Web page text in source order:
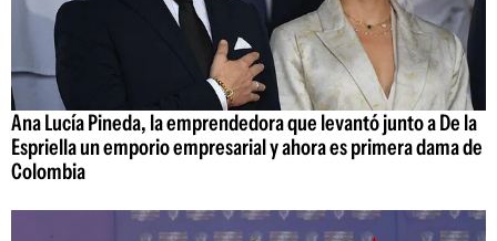
Ana Lucía Pineda, la emprendedora que levantó junto a De la
Espriella un emporio empresarial y ahora es primera dama de
Colombia